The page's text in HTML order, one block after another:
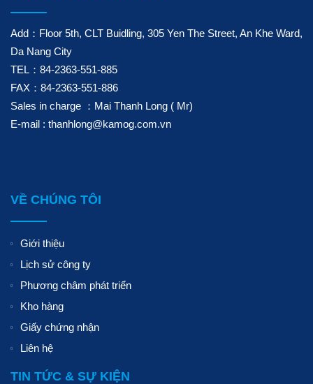
Add：Floor 5th, CLT Buidling, 305 Yen The Street, An Khe Ward,
Da Nang City
TEL：84-2363-551-885
FAX：84-2363-551-886
Sales in charge ：Mai Thanh Long ( Mr)
E-mail : thanhlong@kamog.com.vn
VỀ CHÚNG TÔI
Giới thiệu
Lịch sử công ty
Phương châm phát triển
Kho hàng
Giấy chứng nhận
Liên hệ
TIN TỨC & SỰ KIỆN